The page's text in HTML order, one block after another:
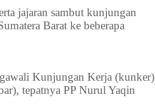
jajaran sambut kunjungan
Barat ke beberapa
Kunjungan Kerja (kunker)
tepatnya PP Nurul Yaqin